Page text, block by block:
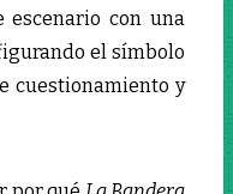
escenario con una
el símbolo
cuestionamiento y